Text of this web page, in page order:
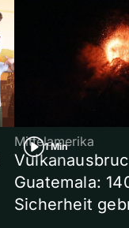
1 Min
Mittelamerika
Guatemala:
Sicherheit